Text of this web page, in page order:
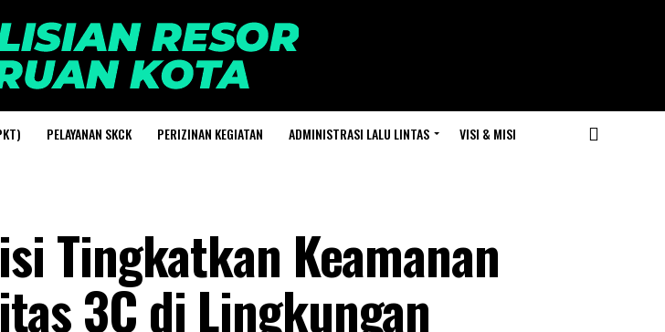
PELAYANAN SKCK PERIZINAN KEGIATAN ADMINISTRASI LALU LINTAS VISI & MISI
Tingkatkan Keamanan
3C di Lingkungan